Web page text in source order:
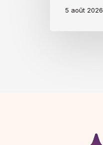
5 août 2026